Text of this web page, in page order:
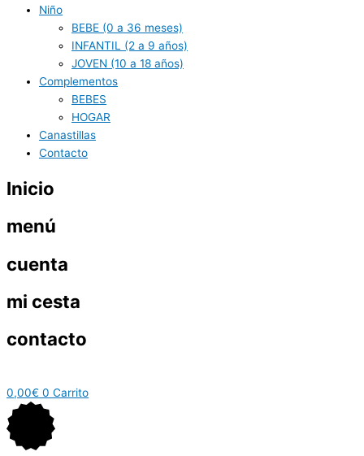
Niño
BEBE (0 a 36 meses)
INFANTIL (2 a 9 años)
JOVEN (10 a 18 años)
Complementos
BEBES
HOGAR
Canastillas
Contacto
Inicio
menú
cuenta
mi cesta
contacto
0,00€ 0 Carrito